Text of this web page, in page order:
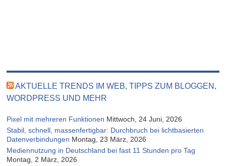
AKTUELLE TRENDS IM WEB, TIPPS ZUM BLOGGEN,
WORDPRESS UND MEHR
Pixel mit mehreren Funktionen Mittwoch, 24 Juni, 2026
Stabil, schnell, massenfertigbar: Durchbruch bei lichtbasierten
Datenverbindungen Montag, 23 März, 2026
Mediennutzung in Deutschland bei fast 11 Stunden pro Tag
Montag, 2 März, 2026